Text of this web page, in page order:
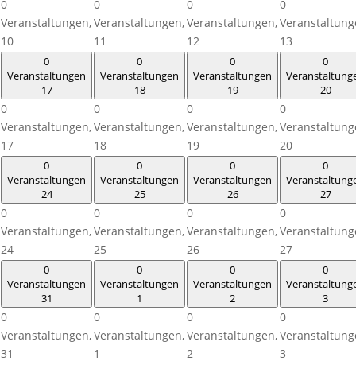
0
Veranstaltungen,
10
0
Veranstaltungen,
11
0
Veranstaltungen,
12
0
13
0
Veranstaltungen
17
0
Veranstaltungen,
17
0
Veranstaltungen
18
0
Veranstaltungen,
18
0
Veranstaltungen
19
0
Veranstaltungen,
19
0
20
0
20
0
Veranstaltungen
24
0
Veranstaltungen,
24
0
Veranstaltungen
25
0
Veranstaltungen,
25
0
Veranstaltungen
26
0
Veranstaltungen,
26
0
27
0
27
0
Veranstaltungen
31
0
Veranstaltungen,
31
0
Veranstaltungen
1
0
Veranstaltungen,
1
0
Veranstaltungen
2
0
Veranstaltungen,
2
0
3
0
3